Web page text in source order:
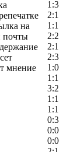
1:3
2:1
1:1
2:2
2:1
2:3
1:0
1:1
3:2
1:1
1:1
0:3
0:0
0:0
на
почты
мнение